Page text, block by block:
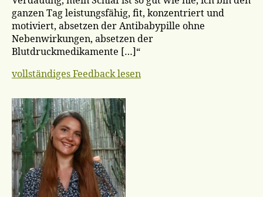
ganzen Tag leistungsfähig, fit, konzentriert und
motiviert, absetzen der Antibabypille ohne
Nebenwirkungen, absetzen der
Blutdruckmedikamente […]“
vollständiges Feedback lesen